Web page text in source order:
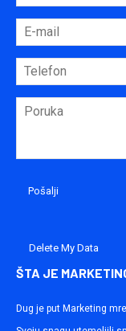
Delete My Data
ŠTA JE
Dug je put Marketing